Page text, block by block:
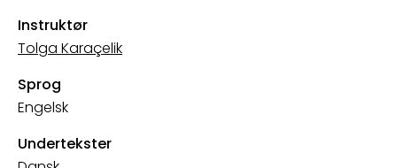
Instruktør
Tolga Karaçelik
Sprog
Engelsk
Undertekster